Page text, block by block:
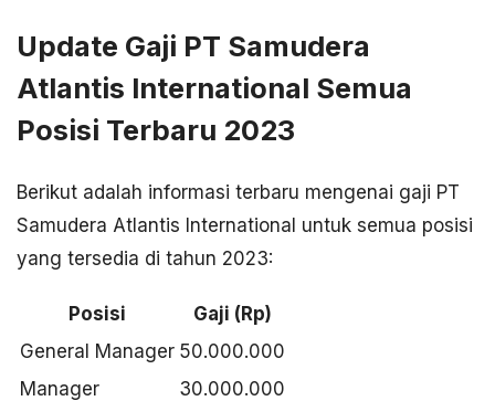
Update Gaji PT Samudera
Atlantis International Semua
Posisi Terbaru 2023
Berikut adalah informasi terbaru mengenai gaji PT
Samudera Atlantis International untuk semua posisi
yang tersedia di tahun 2023:
Posisi
Gaji (Rp)
General Manager 50.000.000
Manager
30.000.000